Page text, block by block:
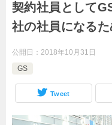
契約社員として
社の社員になるた
公開日： 2018年10月31日
GS
Tweet